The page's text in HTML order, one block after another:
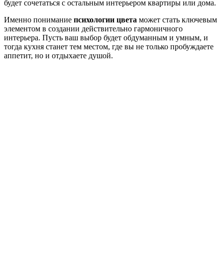
будет сочетаться с остальным интерьером квартиры или дома.
Именно понимание психологии цвета может стать ключевым
элементом в создании действительно гармоничного
интерьера. Пусть ваш выбор будет обдуманным и умным, и
тогда кухня станет тем местом, где вы не только пробуждаете
аппетит, но и отдыхаете душой.